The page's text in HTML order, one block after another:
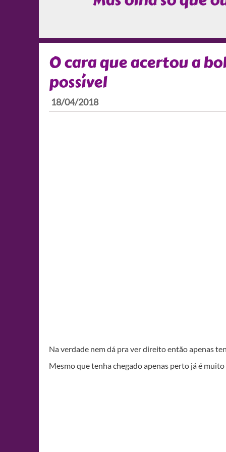
O cara que acertou a
possível
18/04/2018
Na verdade nem dá pra ver direito então apenas
Mesmo que tenha chegado apenas perto já é